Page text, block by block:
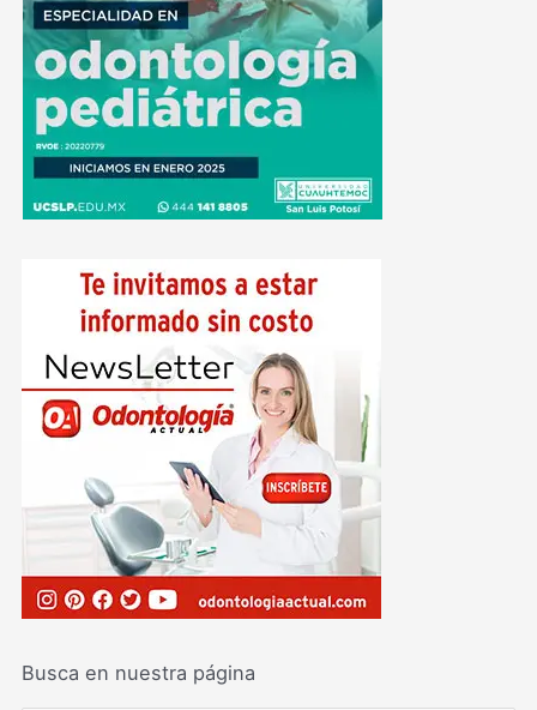
Busca en nuestra página